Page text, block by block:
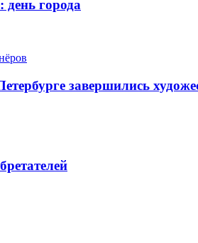
день города
завершились